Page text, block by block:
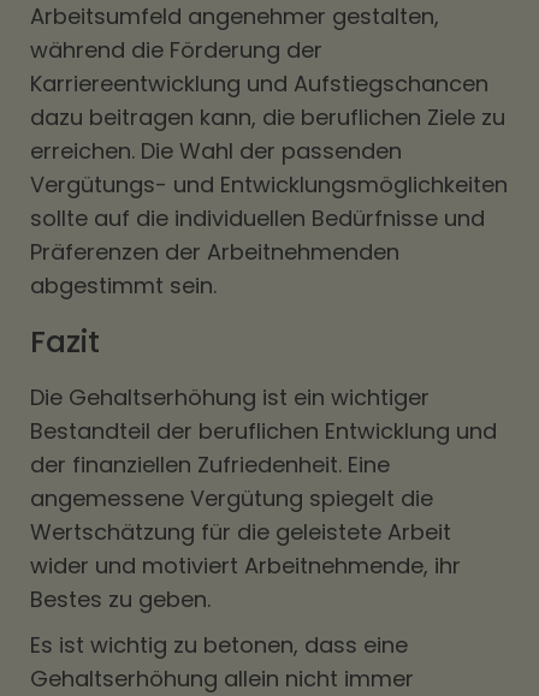
Arbeitsumfeld angenehmer gestalten,
während die Förderung der
Karriereentwicklung und Aufstiegschancen
dazu beitragen kann, die beruflichen Ziele zu
erreichen. Die Wahl der passenden
Vergütungs- und Entwicklungsmöglichkeiten
sollte auf die individuellen Bedürfnisse und
Präferenzen der Arbeitnehmenden
abgestimmt sein.
Fazit
Die Gehaltserhöhung ist ein wichtiger
Bestandteil der beruflichen Entwicklung und
der finanziellen Zufriedenheit. Eine
angemessene Vergütung spiegelt die
Wertschätzung für die geleistete Arbeit
wider und motiviert Arbeitnehmende, ihr
Bestes zu geben.
Es ist wichtig zu betonen, dass eine
Gehaltserhöhung allein nicht immer